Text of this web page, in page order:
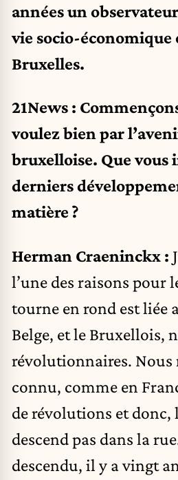
années un
vie socio-
Bruxelles.
21News :
voulez bien par
bruxelloise. Que vous
derniers
matière ?
Herman Craeninckx :
l’une des raisons pour
tourne en rond est liée
Belge, et le Bruxellois,
révolutionnaires. Nous
connu, comme en
de révolutions et donc,
descend pas dans la
descendu, il y a vingt